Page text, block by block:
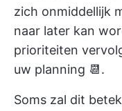
zich onmiddellijk
naar later kan
prioriteiten
uw planning 📆.
Soms zal dit